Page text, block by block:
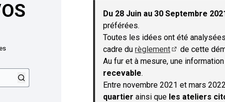
Du 28 Juin au 30 Septembre
préférées.
Toutes les idées ont été
cadre du règlement
(S'ouvre dans
de cette
Au fur et à mesure, une
recevable.
Entre novembre 2021 et mars
quartier ainsi que les ateliers